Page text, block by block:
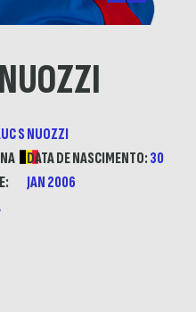
S NUOZZI
DATA DE NASCIMENTO:30
JAN 2006